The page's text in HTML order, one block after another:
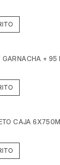
GARNACHA + 95
CAJA